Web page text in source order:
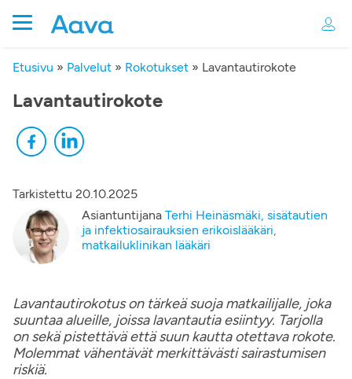
Etusivu » Palvelut » Rokotukset » Lavantautirokote
Lavantautirokote
Tarkistettu 20.10.2025
Asiantuntijana Terhi Heinäsmäki, sisätautien
ja infektiosairauksien erikoislääkäri,
matkailuklinikan lääkäri
Lavantautirokotus on tärkeä suoja matkailijalle, joka
suuntaa alueille, joissa lavantautia esiintyy. Tarjolla
on sekä pistettävä että suun kautta otettava rokote.
Molemmat vähentävät merkittävästi sairastumisen
riskiä.